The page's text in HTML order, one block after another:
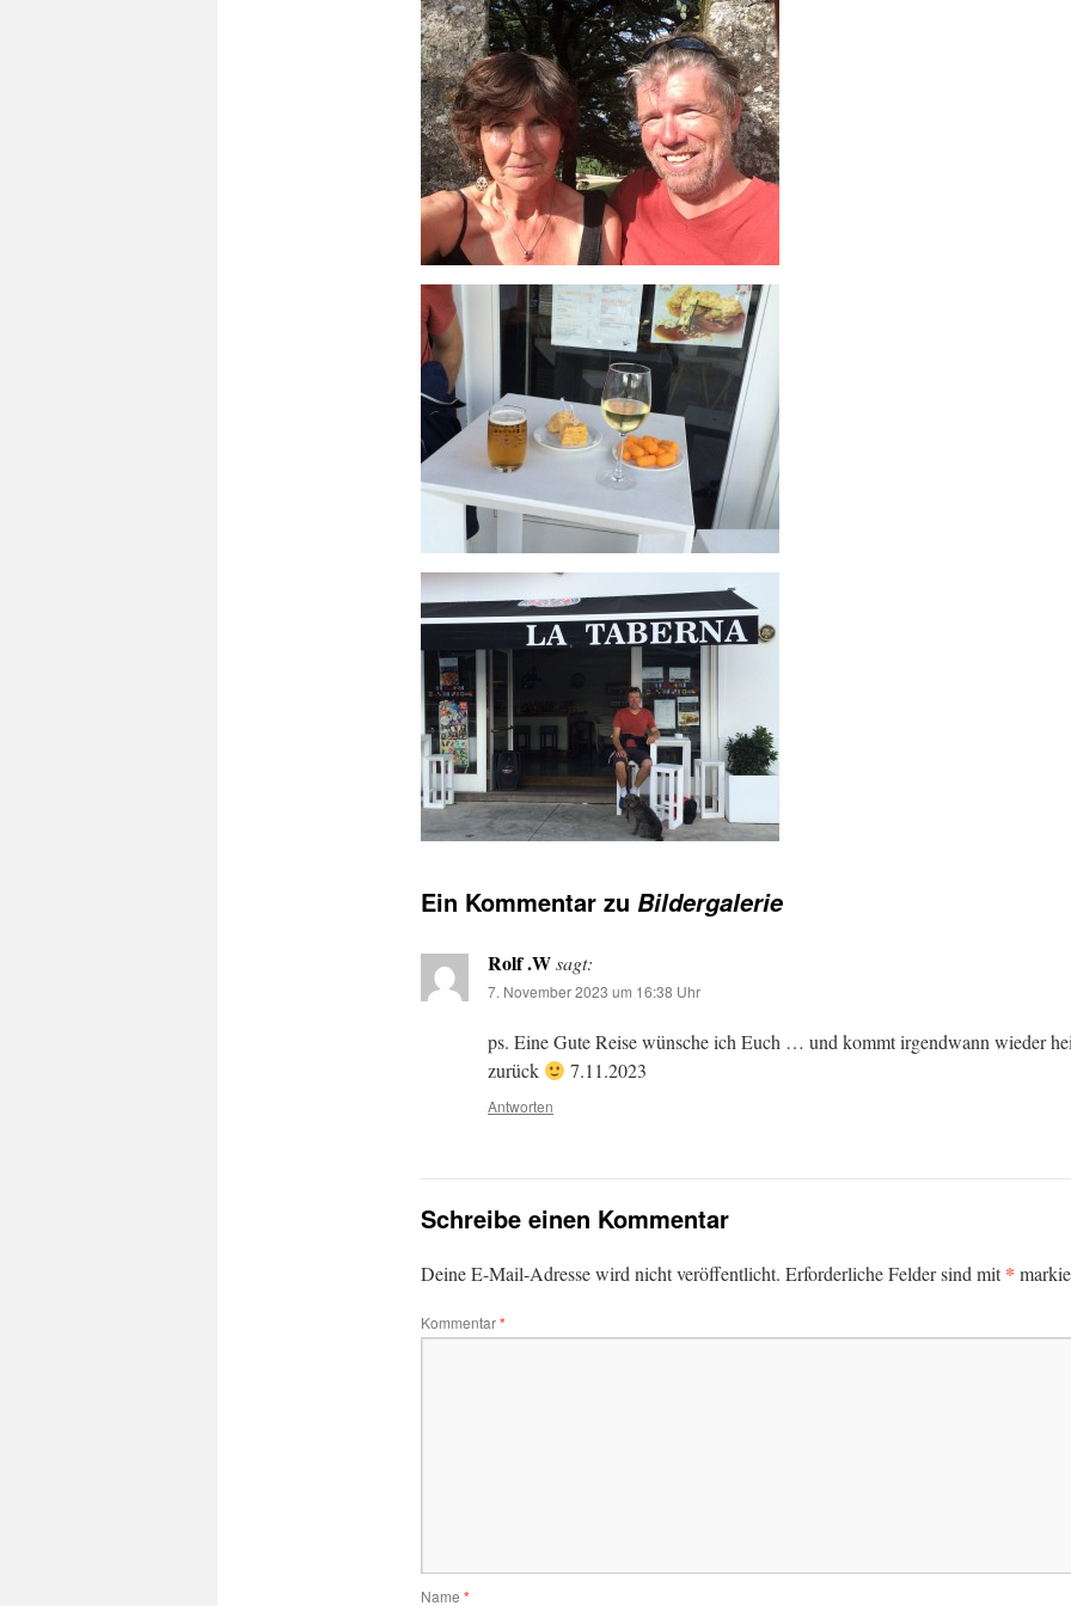
Ein Kommentar zu Bildergalerie
Rolf .Wsagt:
7. November 2023 um 16:38 Uhr
ps. Eine Gute Reise wünsche ich Euch … und kommt irgendwann wieder
zurück
7.11.2023
Antworten
Schreibe einen Kommentar
Deine E-Mail-Adresse wird nicht veröffentlicht. Erforderliche Felder sind mit*
Kommentar*
Name *